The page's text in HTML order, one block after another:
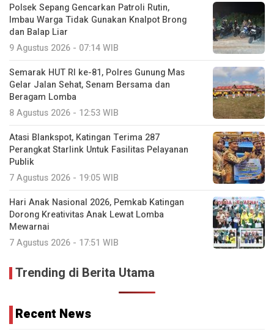
Polsek Sepang Gencarkan Patroli Rutin,
Imbau Warga Tidak Gunakan Knalpot Brong
dan Balap Liar
9 Agustus 2026 - 07:14 WIB
Semarak HUT RI ke-81, Polres Gunung Mas
Gelar Jalan Sehat, Senam Bersama dan
Beragam Lomba
8 Agustus 2026 - 12:53 WIB
Atasi Blankspot, Katingan Terima 287
Perangkat Starlink Untuk Fasilitas Pelayanan
Publik
7 Agustus 2026 - 19:05 WIB
Hari Anak Nasional 2026, Pemkab Katingan
Dorong Kreativitas Anak Lewat Lomba
Mewarnai
7 Agustus 2026 - 17:51 WIB
Trending di Berita Utama
Recent News